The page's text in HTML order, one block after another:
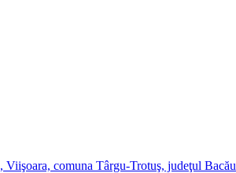
Viişoara, comuna Târgu-Trotuş, judeţul Bacău